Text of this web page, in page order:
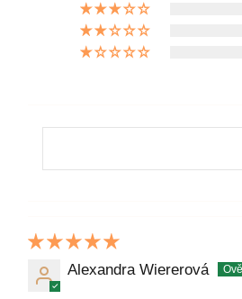
Alexandra Wiererová